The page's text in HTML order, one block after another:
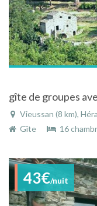
Vieussan (8 km),
Gîte
16
43€/nuit